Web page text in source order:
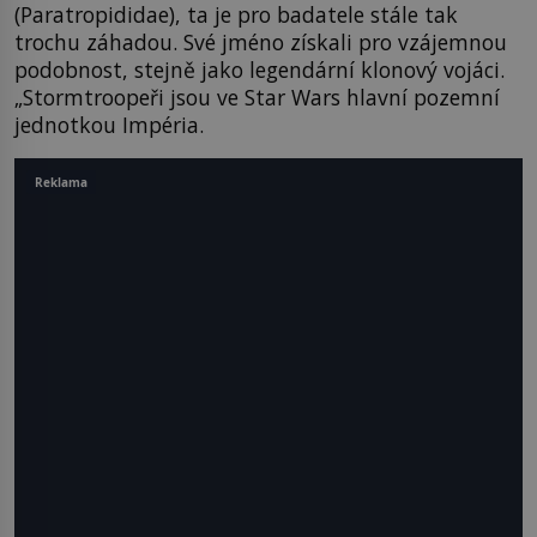
(Paratropididae), ta je pro badatele stále tak
trochu záhadou. Své jméno získali pro vzájemnou
podobnost, stejně jako legendární klonový vojáci.
„Stormtroopeři jsou ve Star Wars hlavní pozemní
jednotkou Impéria.
Reklama